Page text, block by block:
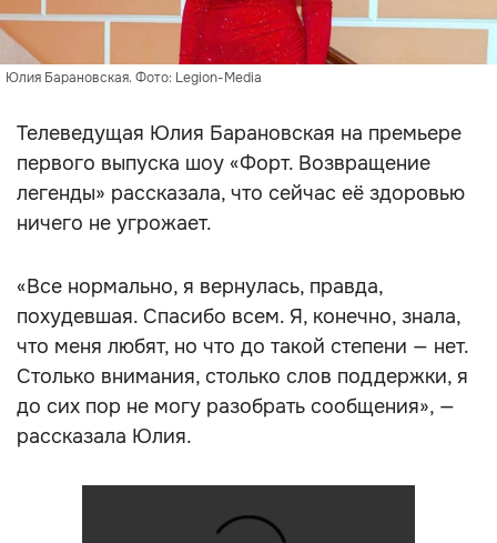
Юлия Барановская. Фото: Legion-Media
Телеведущая Юлия Барановская на премьере
первого выпуска шоу «Форт. Возвращение
легенды» рассказала, что сейчас её здоровью
ничего не угрожает.
«Все нормально, я вернулась, правда,
похудевшая. Спасибо всем. Я, конечно, знала,
что меня любят, но что до такой степени — нет.
Столько внимания, столько слов поддержки, я
до сих пор не могу разобрать сообщения», —
рассказала Юлия.